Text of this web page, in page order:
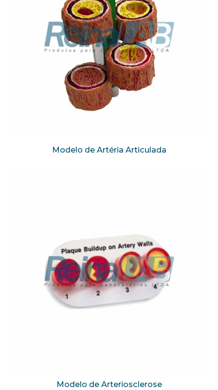
Modelo de Artéria Articulada
Modelo de Arteriosclerose